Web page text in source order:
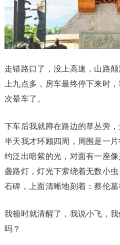
走错路口了，没上高速，山路
上九点多，房车最终停下来时
次晕车了。
下车后我就蹲在路边的草丛旁
半天我才环顾四周，周围是一
约泛出暗紫的光，对面有一座
盏路灯，灯光下萦绕着无数小
石碑，上面清晰地刻着：蔡伦墓
我顿时就清醒了，我说小飞，
吗？